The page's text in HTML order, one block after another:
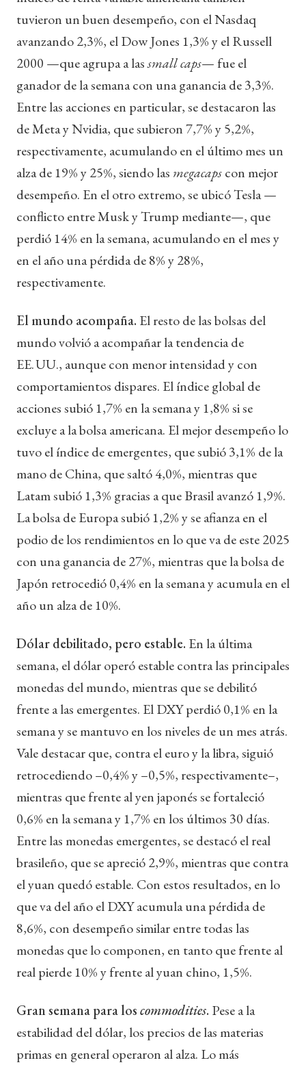
tuvieron un buen desempeño, con el Nasdaq
avanzando 2,3%, el Dow Jones 1,3% y el Russell
2000 —que agrupa a lassmall caps— fue el
ganador de la semana con una ganancia de 3,3%.
Entre las acciones en particular, se destacaron las
de Meta y Nvidia, que subieron 7,7% y 5,2%,
respectivamente, acumulando en el último mes un
alza de 19% y 25%, siendo las megacapscon mejor
desempeño. En el otro extremo, se ubicó Tesla —
conflicto entre Musk y Trump mediante—, que
perdió 14% en la semana, acumulando en el mes y
en el año una pérdida de 8% y 28%,
respectivamente.
El mundo acompaña. El resto de las bolsas del
mundo volvió a acompañar la tendencia de
EE. UU., aunque con menor intensidad y con
comportamientos dispares. El índice global de
acciones subió 1,7% en la semana y 1,8% si se
excluye a la bolsa americana. El mejor desempeño lo
tuvo el índice de emergentes, que subió 3,1% de la
mano de China, que saltó 4,0%, mientras que
Latam subió 1,3% gracias a que Brasil avanzó 1,9%.
La bolsa de Europa subió 1,2% y se afianza en el
podio de los rendimientos en lo que va de este 2025
con una ganancia de 27%, mientras que la bolsa de
Japón retrocedió 0,4% en la semana y acumula en el
año un alza de 10%.
Dólar debilitado, pero estable. En la última
semana, el dólar operó estable contra las principales
monedas del mundo, mientras que se debilitó
frente a las emergentes. El DXY perdió 0,1% en la
semana y se mantuvo en los niveles de un mes atrás.
Vale destacar que, contra el euro y la libra, siguió
retrocediendo –0,4% y –0,5%, respectivamente–,
mientras que frente al yen japonés se fortaleció
0,6% en la semana y 1,7% en los últimos 30 días.
Entre las monedas emergentes, se destacó el real
brasileño, que se apreció 2,9%, mientras que contra
el yuan quedó estable. Con estos resultados, en lo
que va del año el DXY acumula una pérdida de
8,6%, con desempeño similar entre todas las
monedas que lo componen, en tanto que frente al
real pierde 10% y frente al yuan chino, 1,5%.
Gran semana para loscommodities. Pese a la
estabilidad del dólar, los precios de las materias
primas en general operaron al alza. Lo más